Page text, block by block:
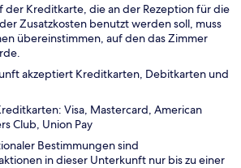
der Kreditkarte, die an der Rezeption für die
Zusatzkosten benutzt werden soll, muss
übereinstimmen, auf den das Zimmer
akzeptiert Kreditkarten, Debitkarten und
Visa, Mastercard, American
Club, Union Pay
Bestimmungen sind
in dieser Unterkunft nur bis zu einer